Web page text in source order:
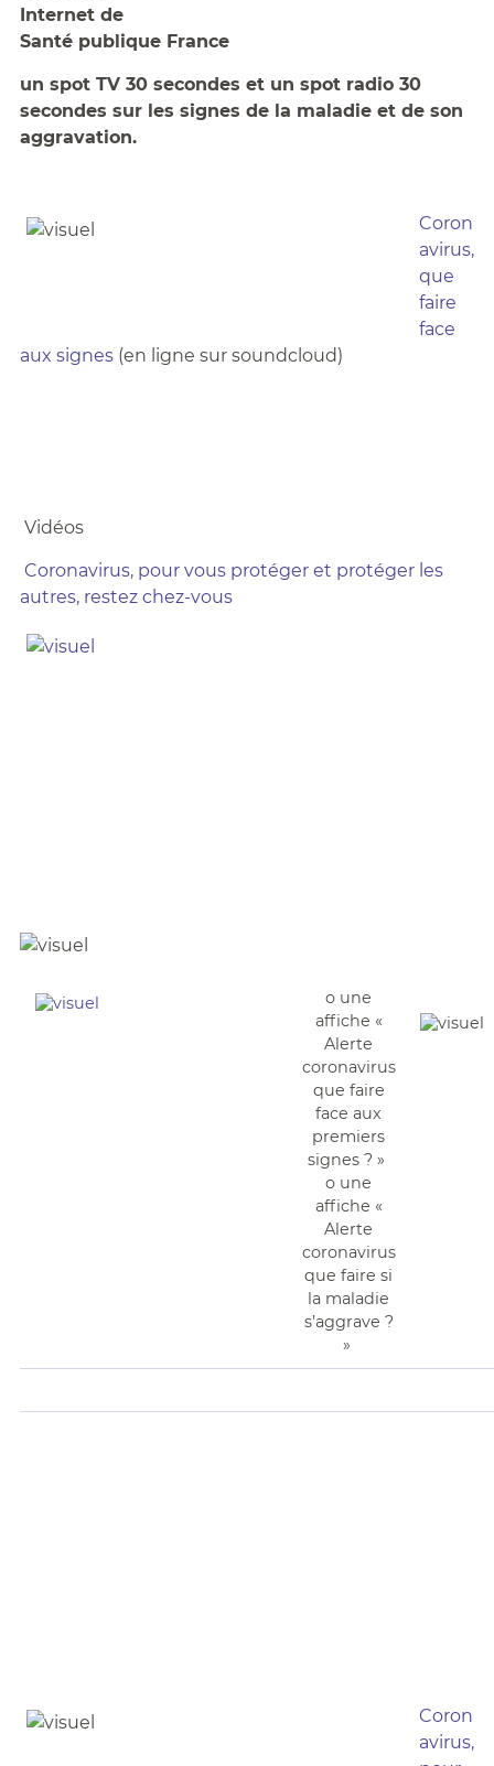
Internet de
Santé publique France
un spot TV 30 secondes et un spot radio 30
secondes sur les signes de la maladie et de son
aggravation.
Coron
avirus,
que
faire
face
aux signes(en ligne sur soundcloud)
Vidéos
Coronavirus, pour vous protéger et protéger les
autres, restez chez-vous
o une
affiche «
Alerte
coronavirus
que faire
face aux
premiers
signes ? »
o une
affiche «
Alerte
coronavirus
que faire si
la maladie
s’aggrave ?
»
Coron
avirus,